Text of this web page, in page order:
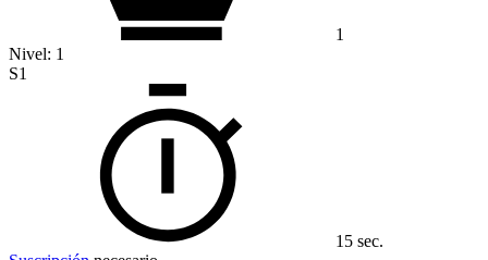
1
Nivel: 1
S1
15 sec.